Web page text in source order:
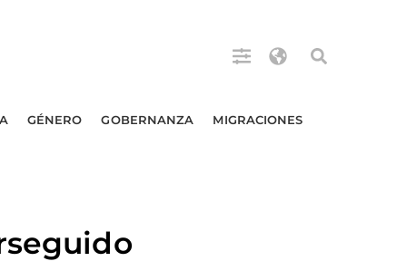
GÉNERO GOBERNANZA MIGRACIONES